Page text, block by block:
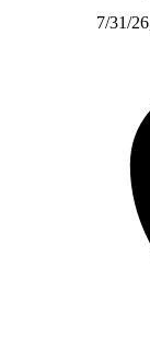
7/31/